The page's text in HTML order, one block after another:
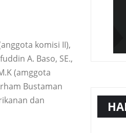
komisi II),
A. Baso, SE.,
(amggota
Bustaman
dan